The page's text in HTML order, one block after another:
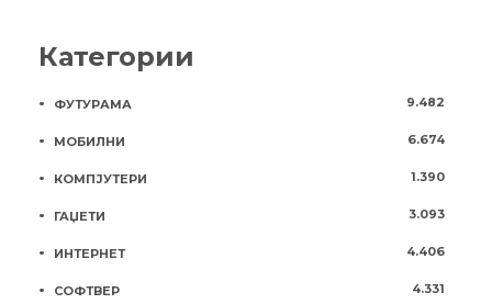
Категории
ФУТУРАМА 9.482
МОБИЛНИ 6.674
КОМПЈУТЕРИ 1.390
ГАЏЕТИ 3.093
ИНТЕРНЕТ 4.406
СОФТВЕР 4.331